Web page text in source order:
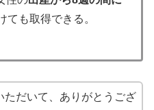
ても取得できる。
ただいて、ありがとうござ